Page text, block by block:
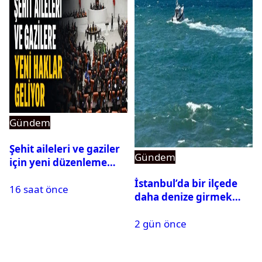
Gündem
Şehit aileleri ve gaziler
için yeni düzenleme
16 saat önce
Gündem
İstanbul’da bir ilçede
daha denize girmek
2 gün önce